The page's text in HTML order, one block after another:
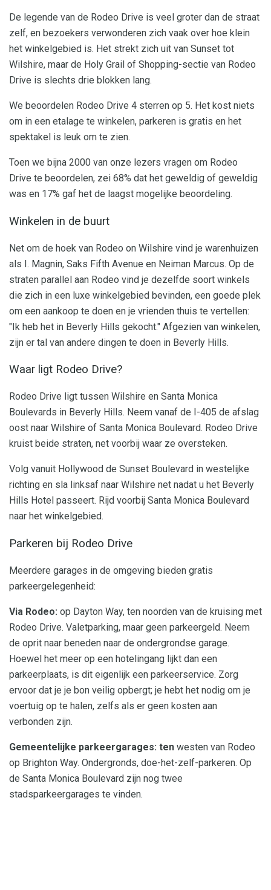
De legende van de Rodeo Drive is veel groter dan de straat
zelf, en bezoekers verwonderen zich vaak over hoe klein
het winkelgebied is. Het strekt zich uit van Sunset tot
Wilshire, maar de Holy Grail of Shopping-sectie van Rodeo
Drive is slechts drie blokken lang.
We beoordelen Rodeo Drive 4 sterren op 5. Het kost niets
om in een etalage te winkelen, parkeren is gratis en het
spektakel is leuk om te zien.
Toen we bijna 2000 van onze lezers vragen om Rodeo
Drive te beoordelen, zei 68% dat het geweldig of geweldig
was en 17% gaf het de laagst mogelijke beoordeling.
Winkelen in de buurt
Net om de hoek van Rodeo on Wilshire vind je warenhuizen
als I. Magnin, Saks Fifth Avenue en Neiman Marcus. Op de
straten parallel aan Rodeo vind je dezelfde soort winkels
die zich in een luxe winkelgebied bevinden, een goede plek
om een ​​aankoop te doen en je vrienden thuis te vertellen:
"Ik heb het in Beverly Hills gekocht." Afgezien van winkelen,
zijn er tal van andere dingen te doen in Beverly Hills.
Waar ligt Rodeo Drive?
Rodeo Drive ligt tussen Wilshire en Santa Monica
Boulevards in Beverly Hills. Neem vanaf de I-405 de afslag
oost naar Wilshire of Santa Monica Boulevard. Rodeo Drive
kruist beide straten, net voorbij waar ze oversteken.
Volg vanuit Hollywood de Sunset Boulevard in westelijke
richting en sla linksaf naar Wilshire net nadat u het Beverly
Hills Hotel passeert. Rijd voorbij Santa Monica Boulevard
naar het winkelgebied.
Parkeren bij Rodeo Drive
Meerdere garages in de omgeving bieden gratis
parkeergelegenheid:
Via Rodeo: op Dayton Way, ten noorden van de kruising met
Rodeo Drive. Valetparking, maar geen parkeergeld. Neem
de oprit naar beneden naar de ondergrondse garage.
Hoewel het meer op een hotelingang lijkt dan een
parkeerplaats, is dit eigenlijk een parkeerservice. Zorg
ervoor dat je je bon veilig opbergt; je hebt het nodig om je
voertuig op te halen, zelfs als er geen kosten aan
verbonden zijn.
Gemeentelijke parkeergarages: ten westen van Rodeo
op Brighton Way. Ondergronds, doe-het-zelf-parkeren. Op
de Santa Monica Boulevard zijn nog twee
stadsparkeergarages te vinden.